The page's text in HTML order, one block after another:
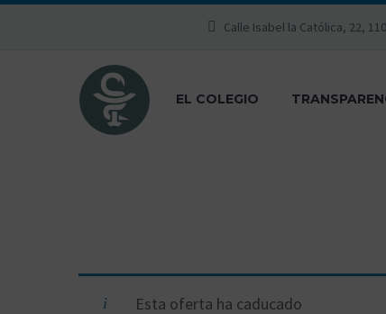
Calle Isabel la Católica, 22,
EL COLEGIO
Esta oferta ha caducado